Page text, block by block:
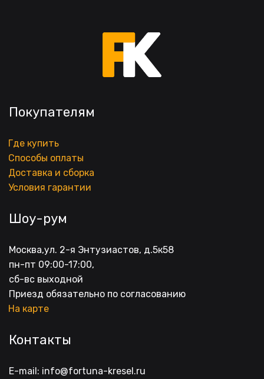
Покупателям
Где купить
Способы оплаты
Доставка и сборка
Условия гарантии
Шоу-рум
Москва,ул. 2-я Энтузиастов, д.5к58
пн-пт 09:00-17:00,
сб-вс выходной
Приезд обязательно по согласованию
На карте
Контакты
E-mail: info@fortuna-kresel.ru